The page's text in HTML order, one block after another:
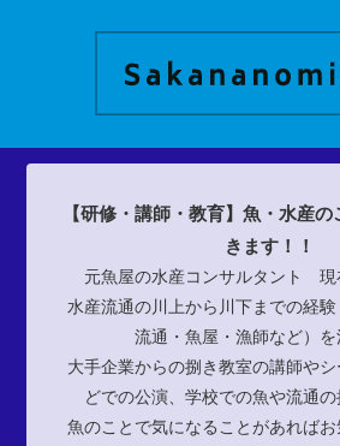
【研修・講師・教育】魚・水産
きます！！
元魚屋の水産コンサルタント 現
水産流通の川上から川下までの経
流通・魚屋・漁師など）を
大手企業からの捌き教室の講師や
どでの公演、学校での魚や流通
魚のことで気になることがあれば